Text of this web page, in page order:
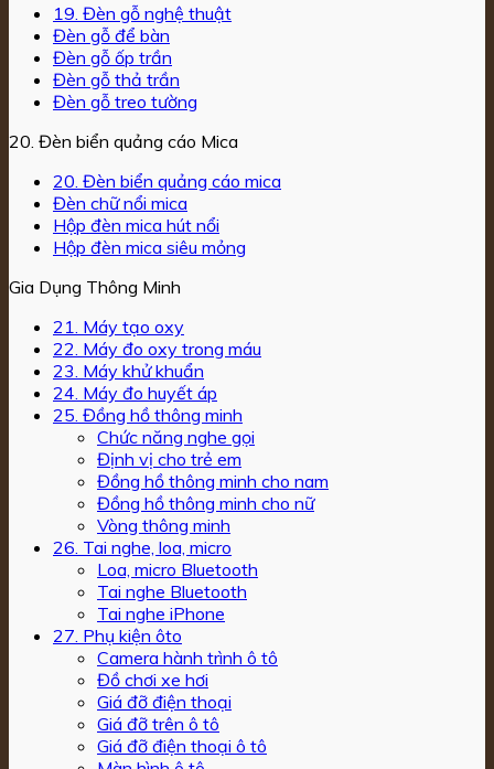
19. Đèn gỗ nghệ thuật
Đèn gỗ để bàn
Đèn gỗ ốp trần
Đèn gỗ thả trần
Đèn gỗ treo tường
20. Đèn biển quảng cáo Mica
20. Đèn biển quảng cáo mica
Đèn chữ nổi mica
Hộp đèn mica hút nổi
Hộp đèn mica siêu mỏng
Gia Dụng Thông Minh
21. Máy tạo oxy
22. Máy đo oxy trong máu
23. Máy khử khuẩn
24. Máy đo huyết áp
25. Đồng hồ thông minh
Chức năng nghe gọi
Định vị cho trẻ em
Đồng hồ thông minh cho nam
Đồng hồ thông minh cho nữ
Vòng thông minh
26. Tai nghe, loa, micro
Loa, micro Bluetooth
Tai nghe Bluetooth
Tai nghe iPhone
27. Phụ kiện ôto
Camera hành trình ô tô
Đồ chơi xe hơi
Giá đỡ điện thoại
Giá đỡ trên ô tô
Giá đỡ điện thoại ô tô